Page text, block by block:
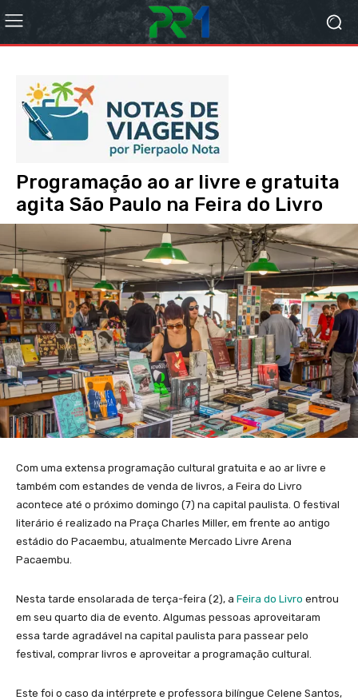
Programação ao ar livre e gratuita
agita São Paulo na Feira do Livro
Com uma extensa programação cultural gratuita e ao ar livre e
também com estandes de venda de livros, a Feira do Livro
acontece até o próximo domingo (7) na capital paulista. O festival
literário é realizado na Praça Charles Miller, em frente ao antigo
estádio do Pacaembu, atualmente Mercado Livre Arena
Pacaembu.
Nesta tarde ensolarada de terça-feira (2), a Feira do Livro entrou
em seu quarto dia de evento. Algumas pessoas aproveitaram
essa tarde agradável na capital paulista para passear pelo
festival, comprar livros e aproveitar a programação cultural.
Este foi o caso da intérprete e professora bilíngue Celene Santos,